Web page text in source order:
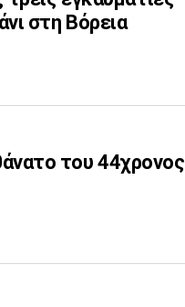
στη Βόρεια
του 44χρονος